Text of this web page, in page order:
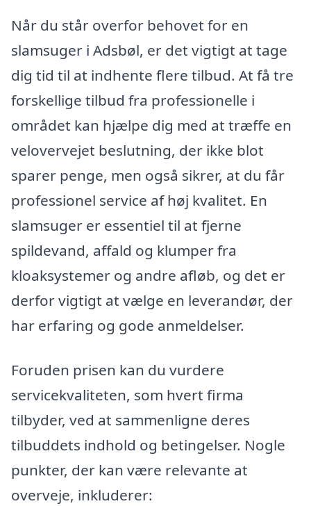
Når du står overfor behovet for en
slamsuger i Adsbøl, er det vigtigt at tage
dig tid til at indhente flere tilbud. At få tre
forskellige tilbud fra professionelle i
området kan hjælpe dig med at træffe en
velovervejet beslutning, der ikke blot
sparer penge, men også sikrer, at du får
professionel service af høj kvalitet. En
slamsuger er essentiel til at fjerne
spildevand, affald og klumper fra
kloaksystemer og andre afløb, og det er
derfor vigtigt at vælge en leverandør, der
har erfaring og gode anmeldelser.
Foruden prisen kan du vurdere
servicekvaliteten, som hvert firma
tilbyder, ved at sammenligne deres
tilbuddets indhold og betingelser. Nogle
punkter, der kan være relevante at
overveje, inkluderer: